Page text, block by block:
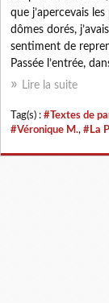
que j’apercevais
dômes dorés,
sentiment de
Passée l’entrée,
Lire la suite
Tag(s) : #Textes de
#Véronique M., #La